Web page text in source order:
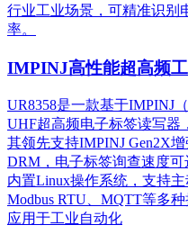
行业工业场景，可精准识别
率。
IMPINJ高性能超高频
UR8358是一款基于IMPINJ
UHF超高频电子标签读写器
其领先支持IMPINJ Gen2X
DRM，电子标签询查速度
内置Linux操作系统，支持主
Modbus RTU、MQTT等多
应用于工业自动化